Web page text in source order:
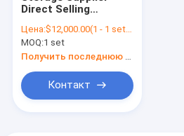
Direct Selling
Chemical Storage
Tank Horizontal
Diesel Container
Цена:$12,000.00(1 - 1 sets) $11,000.00(2 - 4 sets) $10,000.00(5 - 5 sets) $8,000.00(>=6 sets)
MOQ:1 set
Контакт